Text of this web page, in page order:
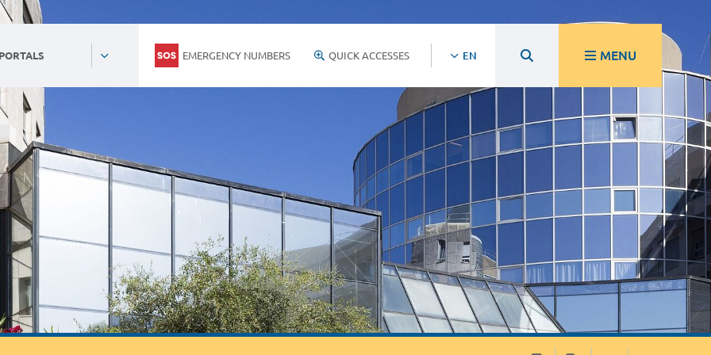
EMERGENCY NUMBERS QUICK ACCESSES EN MENU